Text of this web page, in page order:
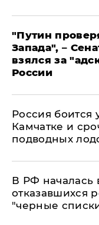
"Путин
Запада", –
взялся за
России
Россия боится
Камчатке и
подводных
​В РФ началась
отказавшихся
"черные